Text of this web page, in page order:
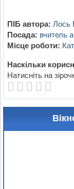
ПІБ автора: Лось
Посада: вчитель
Місце роботи:
Наскільки
Натисніть на